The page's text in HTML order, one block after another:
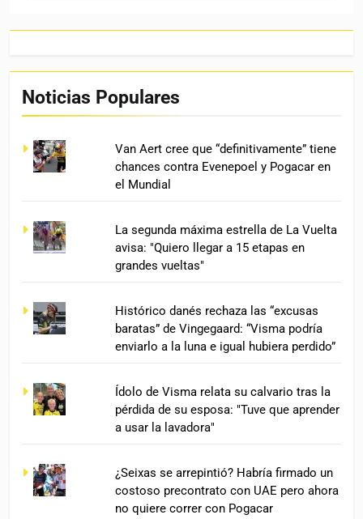
Noticias Populares
Van Aert cree que “definitivamente” tiene
chances contra Evenepoel y Pogacar en
el Mundial
La segunda máxima estrella de La Vuelta
avisa: "Quiero llegar a 15 etapas en
grandes vueltas"
Histórico danés rechaza las “excusas
baratas” de Vingegaard: “Visma podría
enviarlo a la luna e igual hubiera perdido”
Ídolo de Visma relata su calvario tras la
pérdida de su esposa: "Tuve que aprender
a usar la lavadora"
¿Seixas se arrepintió? Habría firmado un
costoso precontrato con UAE pero ahora
no quiere correr con Pogacar